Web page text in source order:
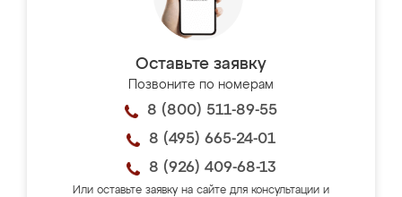
Оставьте заявку
Позвоните по номерам
8 (800) 511-89-55
8 (495) 665-24-01
8 (926) 409-68-13
Или оставьте заявку на сайте для консультации и